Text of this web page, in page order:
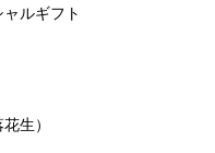
ャルギフト
生）